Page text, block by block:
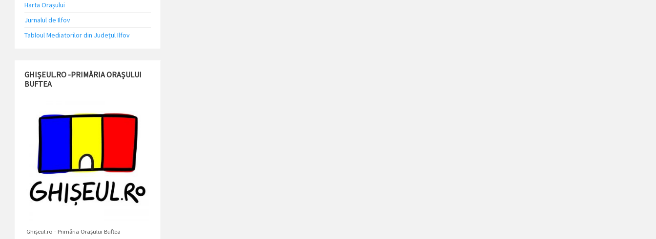
Harta Orașului
Jurnalul de Ilfov
Tabloul Mediatorilor din Județul Ilfov
GHIȘEUL.RO -PRIMĂRIA ORAȘULUI
BUFTEA
Ghișeul.ro - Primăria Orașului Buftea